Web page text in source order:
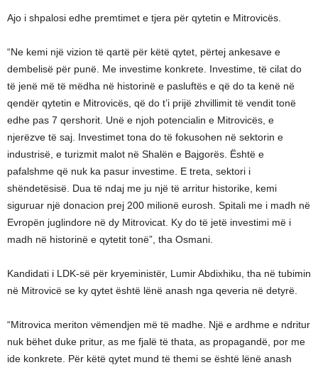
Ajo i shpalosi edhe premtimet e tjera për qytetin e Mitrovicës.
“Ne kemi një vizion të qartë për këtë qytet, përtej ankesave e
dembelisë për punë. Me investime konkrete. Investime, të cilat do
të jenë më të mëdha në historinë e pasluftës e që do ta kenë në
qendër qytetin e Mitrovicës, që do t’i prijë zhvillimit të vendit tonë
edhe pas 7 qershorit. Unë e njoh potencialin e Mitrovicës, e
njerëzve të saj. Investimet tona do të fokusohen në sektorin e
industrisë, e turizmit malot në Shalën e Bajgorës. Është e
pafalshme që nuk ka pasur investime. E treta, sektori i
shëndetësisë. Dua të ndaj me ju një të arritur historike, kemi
siguruar një donacion prej 200 milionë eurosh. Spitali me i madh në
Evropën juglindore në dy Mitrovicat. Ky do të jetë investimi më i
madh në historinë e qytetit tonë”, tha Osmani.
Kandidati i LDK-së për kryeministër, Lumir Abdixhiku, tha në tubimin
në Mitrovicë se ky qytet është lënë anash nga qeveria në detyrë.
“Mitrovica meriton vëmendjen më të madhe. Një e ardhme e ndritur
nuk bëhet duke pritur, as me fjalë të thata, as propagandë, por me
ide konkrete. Për këtë qytet mund të themi se është lënë anash